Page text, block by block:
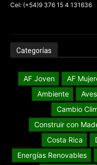
Cel: (+54)9 376 15 4 131636
Categorías
AF Joven AF
Ambiente
Cambio
Construir con
Costa Rica
Energías Renovables